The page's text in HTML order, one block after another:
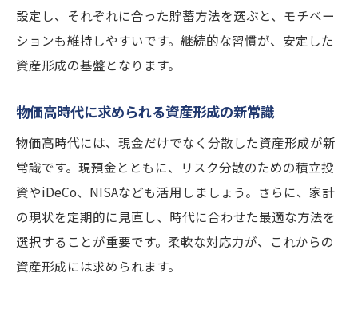
設定し、それぞれに合った貯蓄方法を選ぶと、モチベー
ションも維持しやすいです。継続的な習慣が、安定した
資産形成の基盤となります。
物価高時代に求められる資産形成の新常識
物価高時代には、現金だけでなく分散した資産形成が新
常識です。現預金とともに、リスク分散のための積立投
資やiDeCo、NISAなども活用しましょう。さらに、家計
の現状を定期的に見直し、時代に合わせた最適な方法を
選択することが重要です。柔軟な対応力が、これからの
資産形成には求められます。